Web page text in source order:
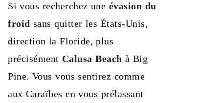
Si vous recherchez une évasion du
froid sans quitter les États-Unis,
direction la Floride, plus
précisément Calusa Beach à Big
Pine. Vous vous sentirez comme
aux Caraïbes en vous prélassant